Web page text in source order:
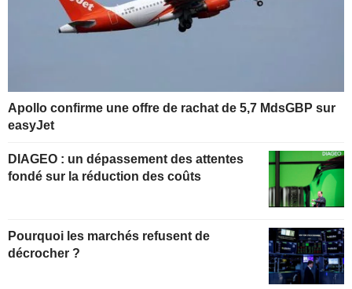
Apollo confirme une offre de rachat de 5,7 MdsGBP sur
easyJet
DIAGEO : un dépassement des attentes
fondé sur la réduction des coûts
Pourquoi les marchés refusent de
décrocher ?